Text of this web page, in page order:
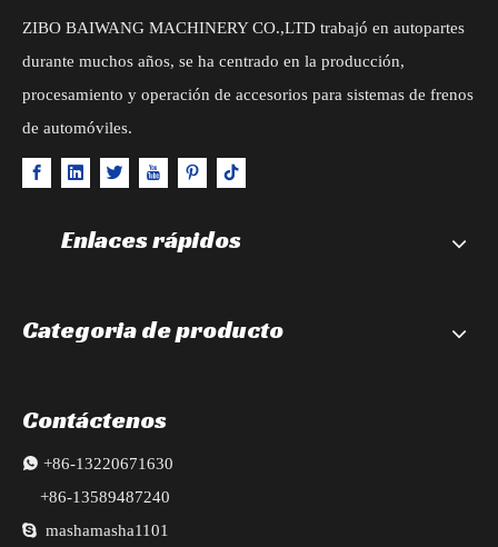
ZIBO BAIWANG MACHINERY CO.,LTD trabajó en autopartes
durante muchos años, se ha centrado en la producción,
procesamiento y operación de accesorios para sistemas de frenos
de automóviles.
Enlaces rápidos
Categoria de producto
Contáctenos
 +86-13220671630
+86-13589487240
 mashamasha1101